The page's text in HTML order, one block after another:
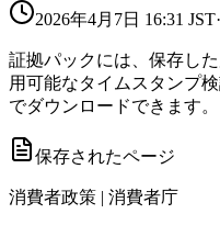
2026年4月7日 16:31 JST·
証拠パックには、保存し
用可能なタイムスタンプ
でダウンロードできます。
保存されたページ
消費者政策 | 消費者庁